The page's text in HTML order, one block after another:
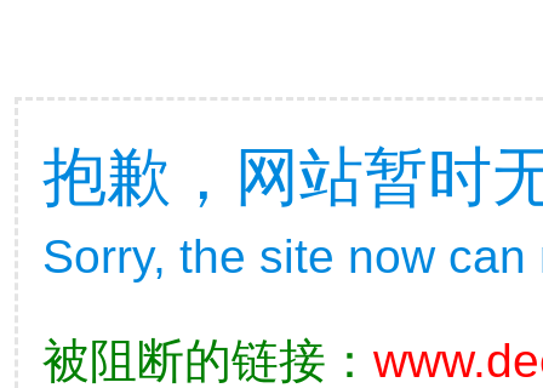
抱歉，网站暂时
Sorry, the site now
被阻断的链接：